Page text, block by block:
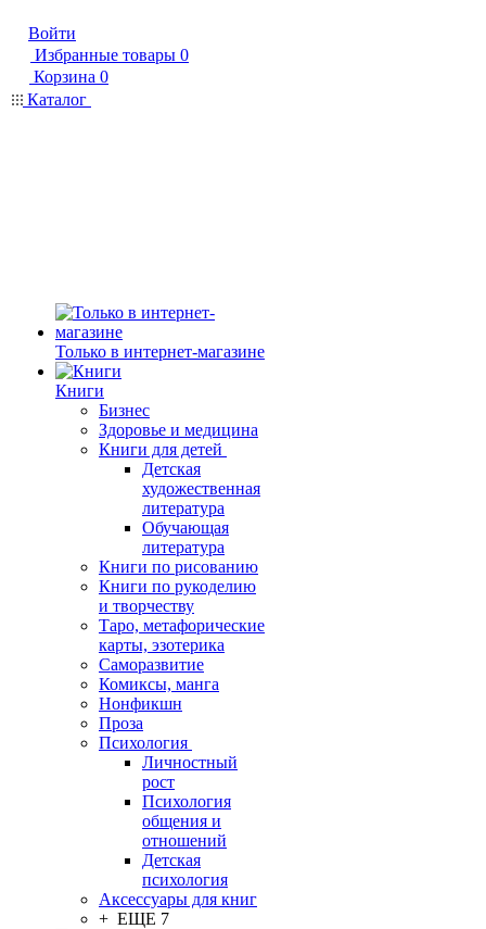
Войти
Избранные товары 0
Корзина 0
Каталог
Только в интернет-магазине
Книги
Бизнес
Здоровье и медицина
Книги для детей
Детская
художественная
литература
Обучающая
литература
Книги по рисованию
Книги по рукоделию
и творчеству
Таро, метафорические
карты, эзотерика
Саморазвитие
Комиксы, манга
Нонфикшн
Проза
Психология
Личностный
рост
Психология
общения и
отношений
Детская
психология
Аксессуары для книг
+ ЕЩЕ 7